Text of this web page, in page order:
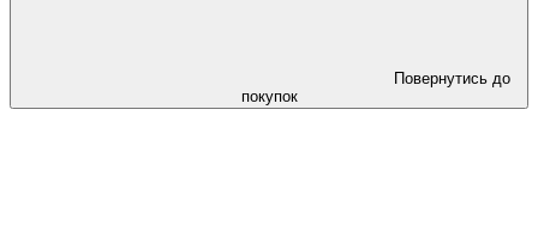
Повернутись до
покупок